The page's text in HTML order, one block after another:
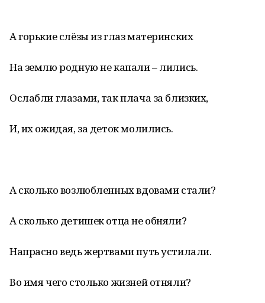
А горькие слёзы из глаз материнских
На землю родную не капали – лились.
Ослабли глазами, так плача за близких,
И, их ожидая, за деток молились.
А сколько возлюбленных вдовами стали?
А сколько детишек отца не обняли?
Напрасно ведь жертвами путь устилали.
Во имя чего столько жизней отняли?